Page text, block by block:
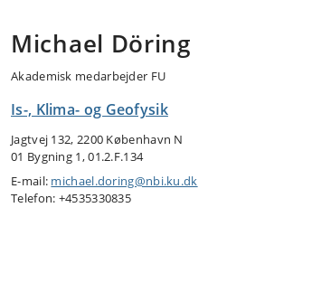
Michael Döring
Akademisk medarbejder FU
Is-, Klima- og Geofysik
Jagtvej 132, 2200 København N
01 Bygning 1, 01.2.F.134
E-mail: michael.doring@nbi.ku.dk
Telefon: +4535330835